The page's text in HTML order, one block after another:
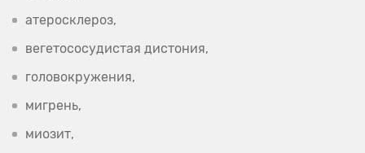
атеросклероз,
вегетососудистая дистония,
головокружения,
мигрень,
миозит,